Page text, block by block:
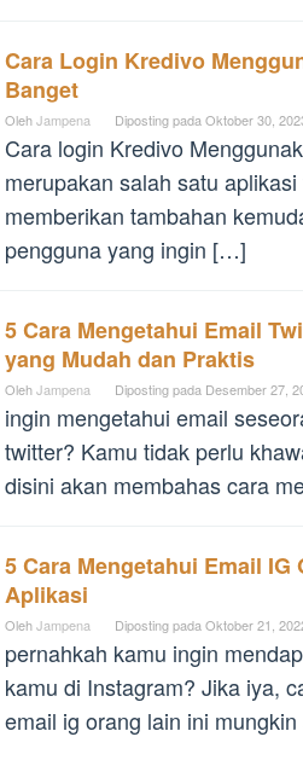
Cara Login Kredivo
Banget
OlehJampena Diposting pada Oktober 30,
Cara login Kredivo
merupakan salah satu
memberikan tambahan
pengguna yang ingin […]
5 Cara Mengetahui Email
yang Mudah dan Praktis
OlehJampena Diposting pada Desember 27,
ingin mengetahui email
twitter? Kamu tidak perlu
disini akan membahas cara
5 Cara Mengetahui Email IG
Aplikasi
OlehJampena Diposting pada Oktober 21,
pernahkah kamu ingin
kamu di Instagram? Jika iya,
email ig orang lain ini